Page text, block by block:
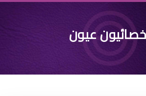
جفاف العين
وعلاجه
عيون